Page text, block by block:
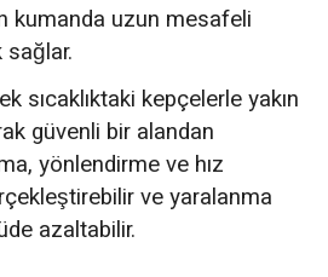
kumanda uzun mesafeli
sağlar.
sıcaklıktaki kepçelerle yakın
güvenli bir alandan
yönlendirme ve hız
ve yaralanma
azaltabilir.